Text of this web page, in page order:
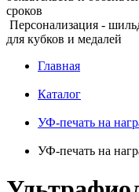
сроков
Персонализация -
для кубков и медалей
Главная
Каталог
УФ-печать на
УФ‑печать на